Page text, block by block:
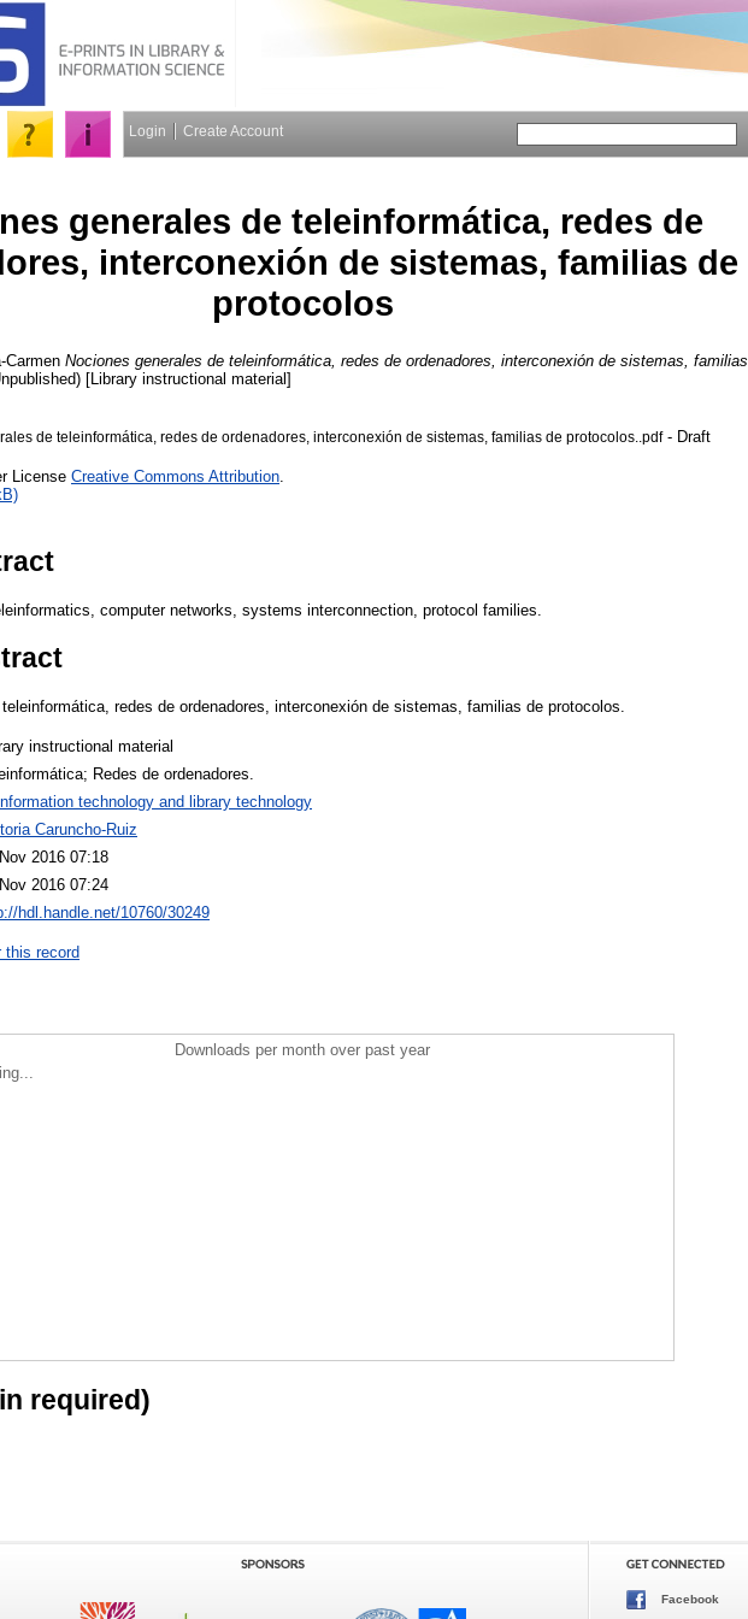
Login Create Account
generales de teleinformática, redes de
interconexión de sistemas, familias de
protocolos
Carmen Nociones generales de teleinformática, redes de ordenadores, interconexión de sistemas, familias
[Library instructional material]
de teleinformática, redes de ordenadores, interconexión de sistemas, familias de protocolos..pdf- Draft
License Creative Commons Attribution
computer networks, systems interconnection, protocol families.
redes de ordenadores, interconexión de sistemas, familias de protocolos.
instructional material
Redes de ordenadores.
Information technology and library technology
Caruncho-Ruiz
2016 07:18
2016 07:24
hdl.handle.net/10760/30249
this record
Downloads per month over past year
required)
Facebook